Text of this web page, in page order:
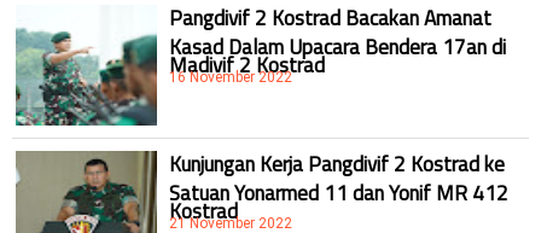
Pangdivif 2 Kostrad Bacakan Amanat
Kasad Dalam Upacara Bendera 17an di
Madivif 2 Kostrad
16 November 2022
Kunjungan Kerja Pangdivif 2 Kostrad ke
Satuan Yonarmed 11 dan Yonif MR 412
Kostrad
21 November 2022